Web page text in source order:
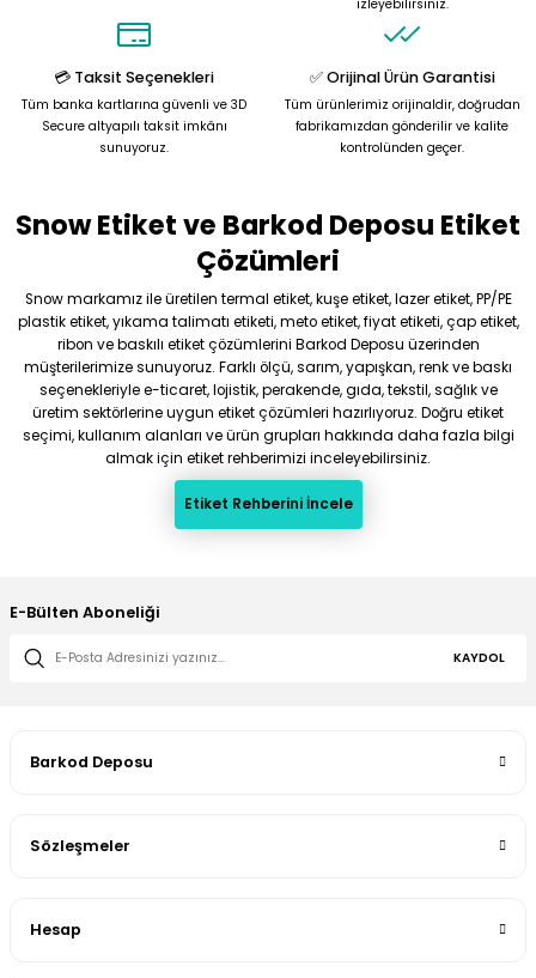
Ürün fiyatı diğer sitelerden daha pahalı.
Gönder
izleyebilirsiniz.
💳 Taksit Seçenekleri
Tüm banka kartlarına güvenli ve 3D
Secure altyapılı taksit imkânı
sunuyoruz.
✅ Orijinal Ürün Garantisi
Tüm ürünlerimiz orijinaldir, doğrudan
fabrikamızdan gönderilir ve kalite
kontrolünden geçer.
Snow Etiket ve Barkod Deposu Etiket
Çözümleri
Snow markamız ile üretilen termal etiket, kuşe etiket, lazer etiket, PP/PE
plastik etiket, yıkama talimatı etiketi, meto etiket, fiyat etiketi, çap etiket,
ribon ve baskılı etiket çözümlerini Barkod Deposu üzerinden
müşterilerimize sunuyoruz. Farklı ölçü, sarım, yapışkan, renk ve baskı
seçenekleriyle e-ticaret, lojistik, perakende, gıda, tekstil, sağlık ve
üretim sektörlerine uygun etiket çözümleri hazırlıyoruz. Doğru etiket
seçimi, kullanım alanları ve ürün grupları hakkında daha fazla bilgi
almak için etiket rehberimizi inceleyebilirsiniz.
Etiket Rehberini İncele
E-Bülten Aboneliği
KAYDOL
Barkod Deposu
Sözleşmeler
Hesap